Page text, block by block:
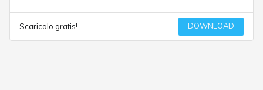
Scaricalo gratis! DOWNLOAD